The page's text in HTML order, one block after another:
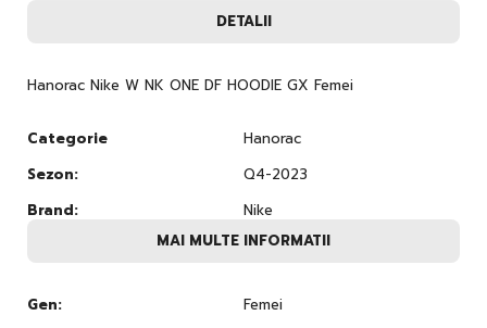
DETALII
Hanorac Nike W NK ONE DF HOODIE GX Femei
Categorie
Hanorac
Sezon:
Q4-2023
Brand:
Nike
MAI MULTE INFORMATII
Gen:
Femei